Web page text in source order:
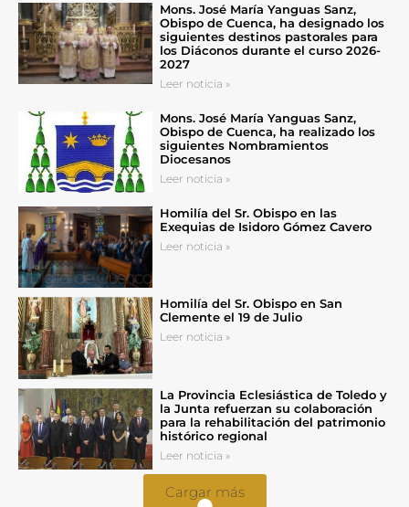
Mons. José María Yanguas Sanz,
Obispo de Cuenca, ha designado los
siguientes destinos pastorales para
los Diáconos durante el curso 2026-
2027
Leer noticia »
Mons. José María Yanguas Sanz,
Obispo de Cuenca, ha realizado los
siguientes Nombramientos
Diocesanos
Leer noticia »
Homilía del Sr. Obispo en las
Exequias de Isidoro Gómez Cavero
Leer noticia »
Homilía del Sr. Obispo en San
Clemente el 19 de Julio
Leer noticia »
La Provincia Eclesiástica de Toledo y
la Junta refuerzan su colaboración
para la rehabilitación del patrimonio
histórico regional
Leer noticia »
Cargar más